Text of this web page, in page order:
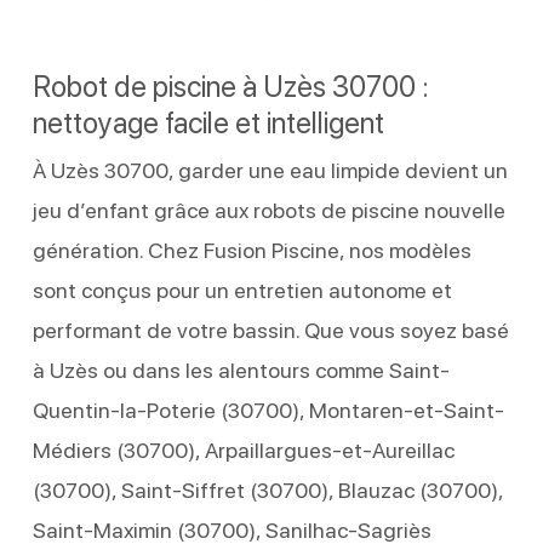
Robot de piscine à Uzès 30700 :
nettoyage facile et intelligent
À Uzès 30700, garder une eau limpide devient un
jeu d’enfant grâce aux robots de piscine nouvelle
génération. Chez Fusion Piscine, nos modèles
sont conçus pour un entretien autonome et
performant de votre bassin. Que vous soyez basé
à Uzès ou dans les alentours comme Saint-
Quentin-la-Poterie (30700), Montaren-et-Saint-
Médiers (30700), Arpaillargues-et-Aureillac
(30700), Saint-Siffret (30700), Blauzac (30700),
Saint-Maximin (30700), Sanilhac-Sagriès